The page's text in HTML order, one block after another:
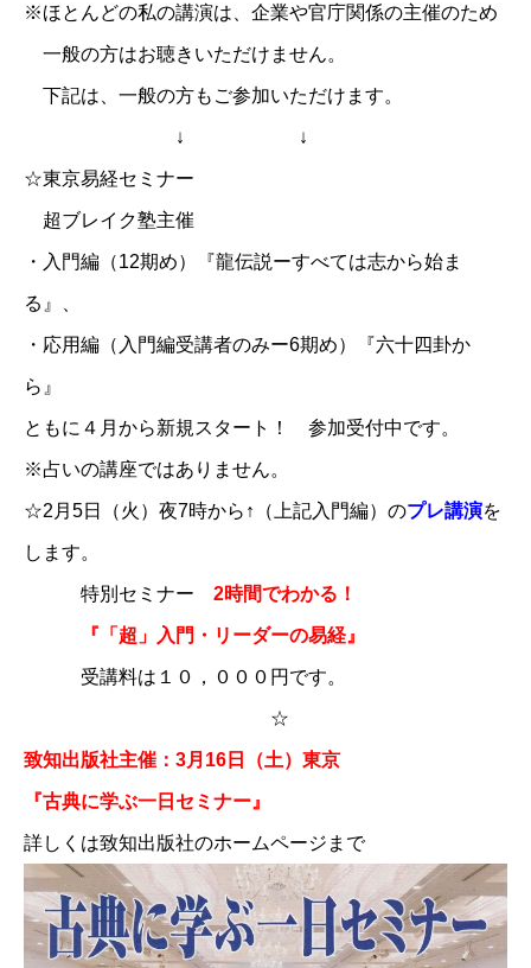
※ほとんどの私の講演は、企業や官庁関係の主催のため
一般の方はお聴きいただけません。
下記は、一般の方もご参加いただけます。
↓ ↓
☆東京易経セミナー
超ブレイク塾主催
・入門編（12期め）『龍伝説ーすべては志から始ま
る』、
・応用編（入門編受講者のみー6期め）『六十四卦か
ら』
ともに４月から新規スタート！ 参加受付中です。
※占いの講座ではありません。
☆2月5日（火）夜7時から↑（上記入門編）のプレ講演を
します。
特別セミナー 2時間でわかる！
『「超」入門・リーダーの易経』
受講料は１０，０００円 です。
☆
致知出版社主催：3月16日（土）東京
『古典に学ぶ一日セミナー』
詳しくは致知出版社のホームページ まで